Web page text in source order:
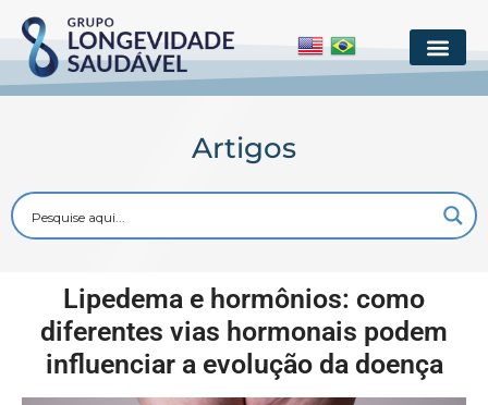
Artigos
Lipedema e hormônios: como
diferentes vias hormonais podem
influenciar a evolução da doença